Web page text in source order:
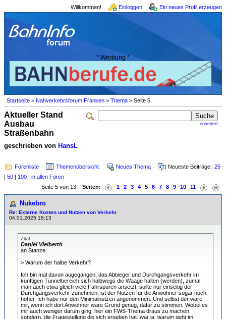
Willkommen! Einloggen Ein neues Profil erzeugen
* Werbung *
Startseite > Nahverkehrsforum Franken > Thema > Seite 5
erweitert
Aktueller Stand
Ausbau
Straßenbahn
geschrieben von HansL
Forenliste Themenübersicht Neues Thema Neueste Beiträge: 25
| 50 | 100 | in allen Foren
Seite 5 von 13 Seiten: 1 2 3 4 5 6 7 8 9 10 11
Nukebro
Re: Externe Kosten und Nutzen von Verkehr
04.01.2025 18:13
Zitat
Daniel Vielberth
an Stanze
> Warum der halbe Verkehr?
Ich bin mal davon augegangen, das Abbieger und Durchgangsverkehr im
künftigen Tunnelbereich sich halbwegs die Waage halten (werden), zumal
man auch etwa gleich viele Fahrspuren ansetzt, sollte nur einseitig der
Durchgangsverkehr zunehmen, ist der Nutzen für die Anwohner sogar noch
höher. Ich habe nur den Minimalnutzen angenommen. Und selbst der wäre
mir, wenn ich dort Anwohner wäre Grund genug, dafür zu stimmen. Wobei es
mir auch weniger darum ging, hier ein FWS-Thema draus zu machen,
sondern, die Fragestellung die sich ergeben hat, war ja, warum geht im